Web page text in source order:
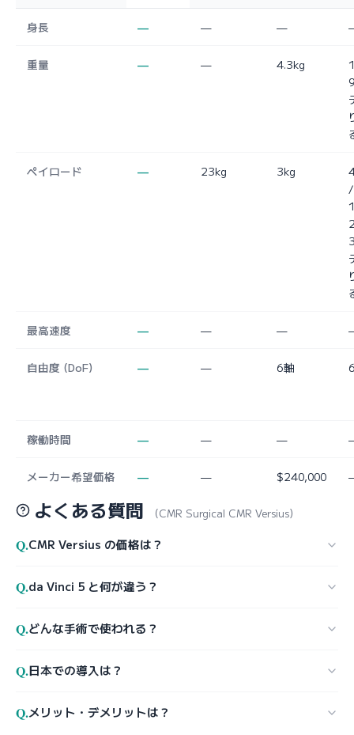
身長 — — —
重量 — — 4.3kg
ペイロード — 23kg 3kg
最高速度 — — —
自由度 (DoF) — — 6軸
稼働時間 — — —
メーカー希望価格 — — $240,000
よくある質問 （CMR Surgical CMR Versius）
Q.CMR Versius の価格は？
Q.da Vinci 5 と何が違う？
Q.どんな手術で使われる？
Q.日本での導入は？
Q.メリット・デメリットは？